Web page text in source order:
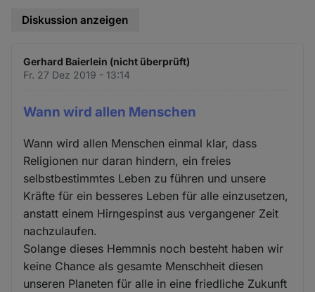
Diskussion anzeigen
Gerhard Baierlein (nicht überprüft)
Fr. 27 Dez 2019 - 13:14
Wann wird allen Menschen
Wann wird allen Menschen einmal klar, dass
Religionen nur daran hindern, ein freies
selbstbestimmtes Leben zu führen und unsere
Kräfte für ein besseres Leben für alle einzusetzen,
anstatt einem Hirngespinst aus vergangener Zeit
nachzulaufen.
Solange dieses Hemmnis noch besteht haben wir
keine Chance als gesamte Menschheit diesen
unseren Planeten für alle in eine friedliche Zukunft